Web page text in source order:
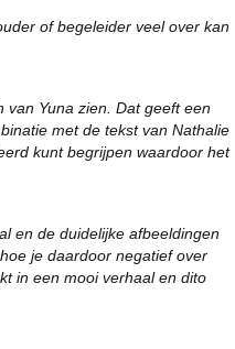
of begeleider veel over kan
Yuna zien. Dat geeft een
met de tekst van Nathalie
kunt begrijpen waardoor het
en de duidelijke afbeeldingen
je daardoor negatief over
in een mooi verhaal en dito